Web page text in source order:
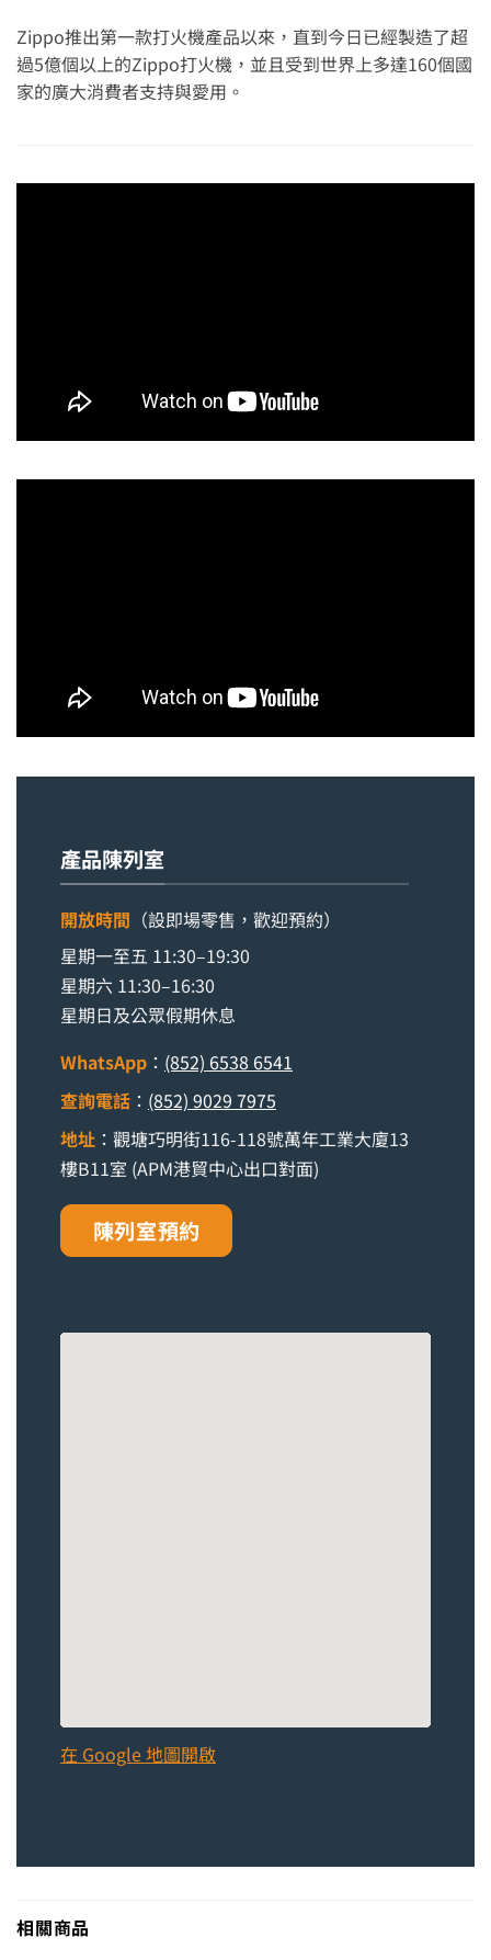
Zippo推出第一款打火機產品以來，直到今日已經製造了超
過5億個以上的Zippo打火機，並且受到世界上多達160個國
家的廣大消費者支持與愛用。
產品陳列室
開放時間 （設即場零售，歡迎預約）
星期一至五 11:30–19:30
星期六 11:30–16:30
星期日及公眾假期休息
WhatsApp ： (852) 6538 6541
查詢電話 ： (852) 9029 7975
地址 ：觀塘巧明街116-118號萬年工業大廈13
樓B11室 (APM港貿中心出口對面)
陳列室預約
在 Google 地圖開啟
相關商品